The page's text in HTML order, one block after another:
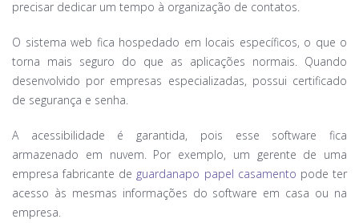
precisar dedicar um tempo à organização de contatos.
O sistema web fica hospedado em locais específicos, o que o
torna mais seguro do que as aplicações normais. Quando
desenvolvido por empresas especializadas, possui certificado
de segurança e senha.
A acessibilidade é garantida, pois esse software fica
armazenado em nuvem. Por exemplo, um gerente de uma
empresa fabricante de guardanapo papel casamento pode ter
acesso às mesmas informações do software em casa ou na
empresa.